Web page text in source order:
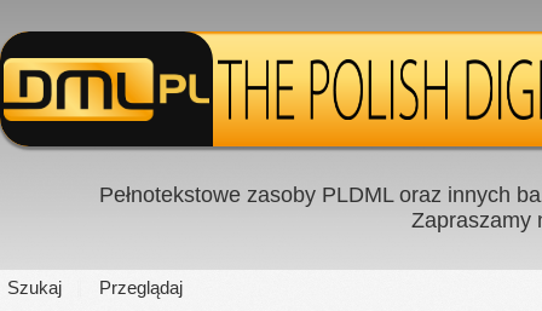
Pełnotekstowe zasoby PLDML oraz innych
Zapraszamy
Szukaj Przeglądaj